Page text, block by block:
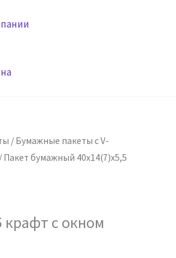
/ Бумажные пакеты с V-
/ Пакет бумажный 40х14(7)х5,5
крафт с окном